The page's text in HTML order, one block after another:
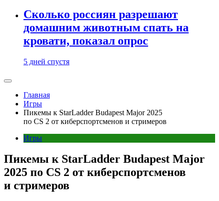
Сколько россиян разрешают
домашним животным спать на
кровати, показал опрос
5 дней спустя
Главная
Игры
Пикемы к StarLadder Budapest Major 2025
по CS 2 от киберспортсменов и стримеров
Игры
Пикемы к StarLadder Budapest Major
2025 по CS 2 от киберспортсменов
и стримеров